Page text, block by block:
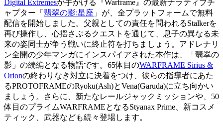
Digital Extremesが手がける『Warframe』の最新ナラティブチ
ャプター「 翡翠の影:星座 」が、全プラットフォームで無料
配信を開始しました。父親としての責任を問われるStalkerを
再び操作し、心揺さぶるクエストを通じて、息子の異なる未
来の姿同士が争う戦いに終止符を打ちましょう。アドレナリ
ン全開の少年マンガにインスパイアされた本作は、「翡翠の
影」の続編となる物語です。65体目のWARFRAME Sirius &
Orionの終わりなき対立に決着をつけ、彼らの指導者にあた
るPROTOFRAMEのRyoku(Ash)とVena(Garuda)に立ち向かい
ましょう。さらに、新たなレールジャックミッションや、50
体目のプライムWARFRAMEとなるStyanax Prime、新コスメ
ティック、武器なども続々登場します。